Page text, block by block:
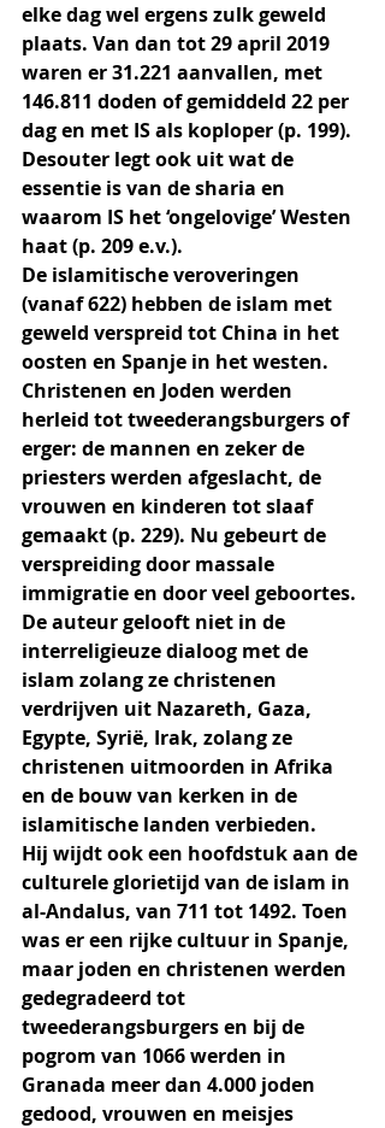
elke dag wel ergens zulk geweld
plaats. Van dan tot 29 april 2019
waren er 31.221 aanvallen, met
146.811 doden of gemiddeld 22 per
dag en met IS als koploper (p. 199).
Desouter legt ook uit wat de
essentie is van de sharia en
waarom IS het ‘ongelovige’ Westen
haat (p. 209 e.v.).
De islamitische veroveringen
(vanaf 622) hebben de islam met
geweld verspreid tot China in het
oosten en Spanje in het westen.
Christenen en Joden werden
herleid tot tweederangsburgers of
erger: de mannen en zeker de
priesters werden afgeslacht, de
vrouwen en kinderen tot slaaf
gemaakt (p. 229). Nu gebeurt de
verspreiding door massale
immigratie en door veel geboortes.
De auteur gelooft niet in de
interreligieuze dialoog met de
islam zolang ze christenen
verdrijven uit Nazareth, Gaza,
Egypte, Syrië, Irak, zolang ze
christenen uitmoorden in Afrika
en de bouw van kerken in de
islamitische landen verbieden.
Hij wijdt ook een hoofdstuk aan de
culturele glorietijd van de islam in
al-Andalus, van 711 tot 1492. Toen
was er een rijke cultuur in Spanje,
maar joden en christenen werden
gedegradeerd tot
tweederangsburgers en bij de
pogrom van 1066 werden in
Granada meer dan 4.000 joden
gedood, vrouwen en meisjes